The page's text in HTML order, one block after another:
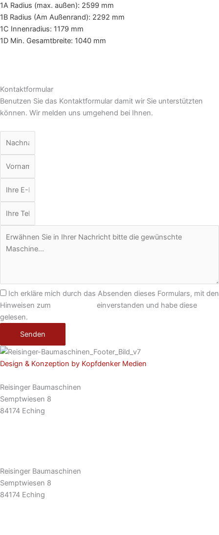
1A Radius (max. außen): 2599 mm
1B Radius (Am Außenrand): 2292 mm
1C Innenradius: 1179 mm
1D Min. Gesamtbreite: 1040 mm
Kontaktformular
Benutzen Sie das Kontaktformular damit wir Sie unterstützten
können. Wir melden uns umgehend bei Ihnen.
Ich erkläre mich durch das Absenden dieses Formulars, mit den
Hinweisen zum
einverstanden und habe diese
gelesen.
Senden
Design & Konzeption by Kopfdenker Medien
Reisinger Baumaschinen
Semptwiesen 8
84174 Eching
Reisinger Baumaschinen
Semptwiesen 8
84174 Eching